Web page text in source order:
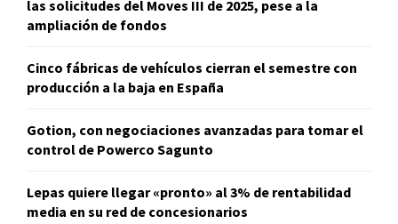
las solicitudes del Moves III de 2025, pese a la
ampliación de fondos
Cinco fábricas de vehículos cierran el semestre con
producción a la baja en España
Gotion, con negociaciones avanzadas para tomar el
control de Powerco Sagunto
Lepas quiere llegar «pronto» al 3% de rentabilidad
media en su red de concesionarios